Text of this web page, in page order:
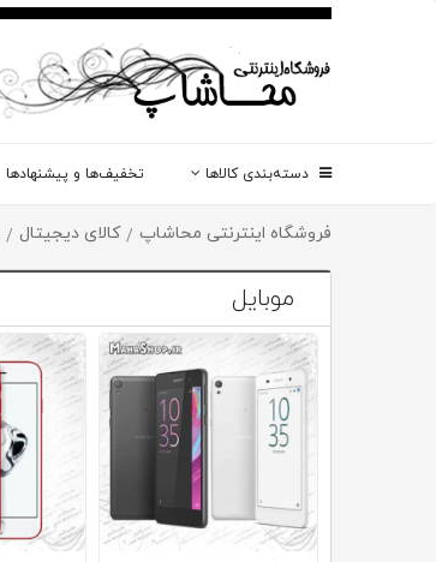
دسته‌بندی کالاها تخفیف‌ها و پیشنهادها
فروشگاه اینترنتی محاشاپ / کالای دیجیتال /
موبایل